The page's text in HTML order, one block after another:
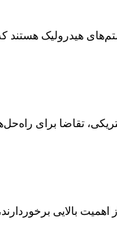
هیدرولیک هستند
تقاضا برای
بالایی